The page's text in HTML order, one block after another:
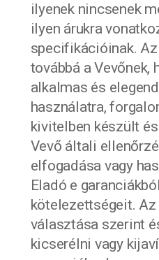
ilyenek nincsenek
ilyen árukra
specifikációinak.
továbbá a Vevőnek,
alkalmas és
használatra,
kivitelben készült
Vevő általi
elfogadása vagy
Eladó e
kötelezettségeit.
választása szerint
kicserélni vagy